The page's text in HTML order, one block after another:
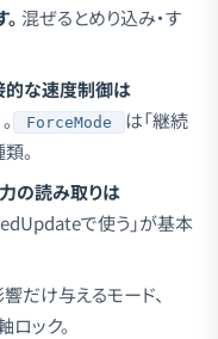
混ぜるとめり込み・す
的な速度制御は
ForceMode
は「継続
。
の読み取りは
で使う」が基本
だけ与えるモード、
ック。